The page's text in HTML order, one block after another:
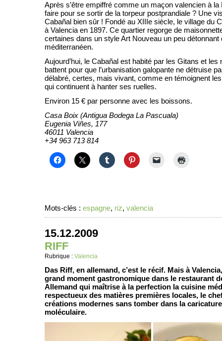
Après s’être empiffré comme un maçon valencien à la
faire pour se sortir de la torpeur postprandiale ? Une
Cabañal bien sûr ! Fondé au XIIIe siècle, le village du
à Valencia en 1897. Ce quartier regorge de
certaines dans un style Art Nouveau un peu
méditerranéen.
Aujourd’hui, le Cabañal est habité par les Gitans et les
battent pour que l’urbanisation galopante ne détruise
délabré, certes, mais vivant, comme en témoignent
qui continuent à hanter ses ruelles.
Environ 15 € par personne avec les boissons.
Casa Boix (Antigua Bodega La Pascuala)
Eugenia Viñes, 177
46011 Valencia
+34 963 713 814
Mots-clés : espagne, riz, valencia
15.12.2009
RIFF
Rubrique : Valencia
Das Riff, en allemand, c’est le récif. Mais à
grand moment gastronomique dans le restaurant
Allemand qui maîtrise à la perfection la cuisine
respectueux des matières premières locales, le
créations modernes sans tomber dans la
moléculaire.